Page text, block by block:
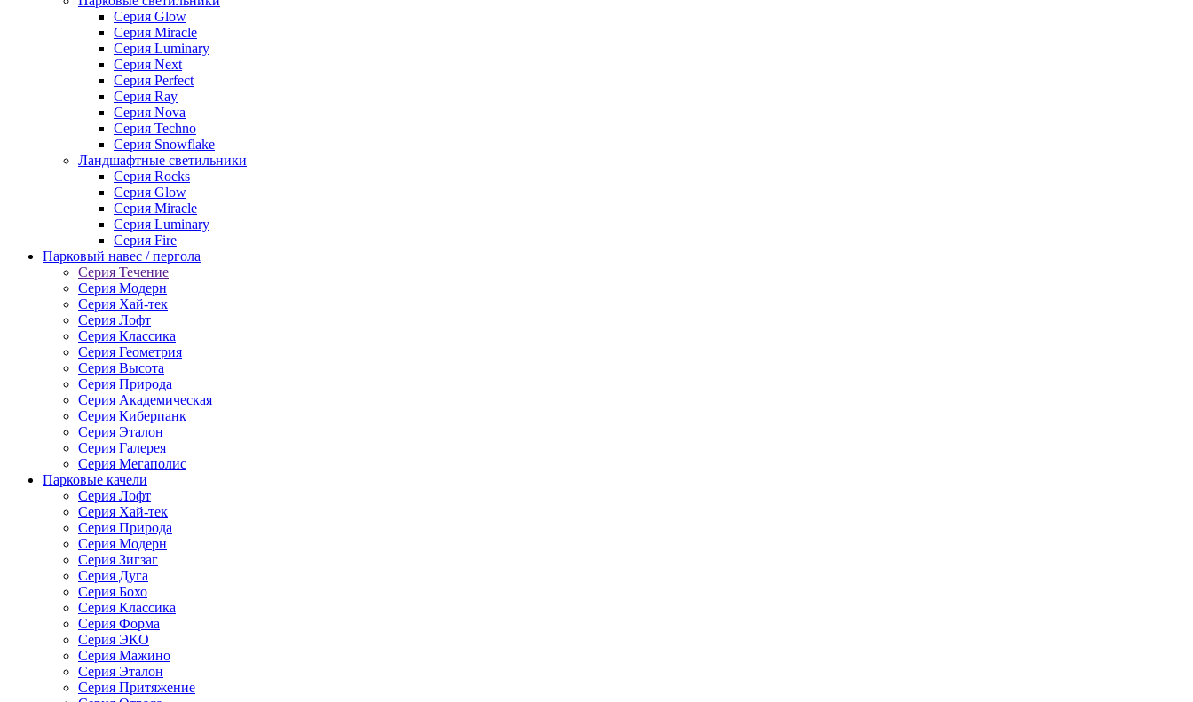
Серия Glow
Серия Miracle
Серия Luminary
Серия Next
Серия Perfect
Серия Ray
Серия Nova
Серия Techno
Серия Snowflake
Ландшафтные светильники
Серия Rocks
Серия Glow
Серия Miracle
Серия Luminary
Серия Fire
Парковый навес / пергола
Серия Течение
Серия Модерн
Серия Хай-тек
Серия Лофт
Серия Классика
Серия Геометрия
Серия Высота
Серия Природа
Серия Академическая
Серия Киберпанк
Серия Эталон
Серия Галерея
Серия Мегаполис
Парковые качели
Серия Лофт
Серия Хай-тек
Серия Природа
Серия Модерн
Серия Зигзаг
Серия Дуга
Серия Бохо
Серия Классика
Серия Форма
Серия ЭКО
Серия Мажино
Серия Эталон
Серия Притяжение